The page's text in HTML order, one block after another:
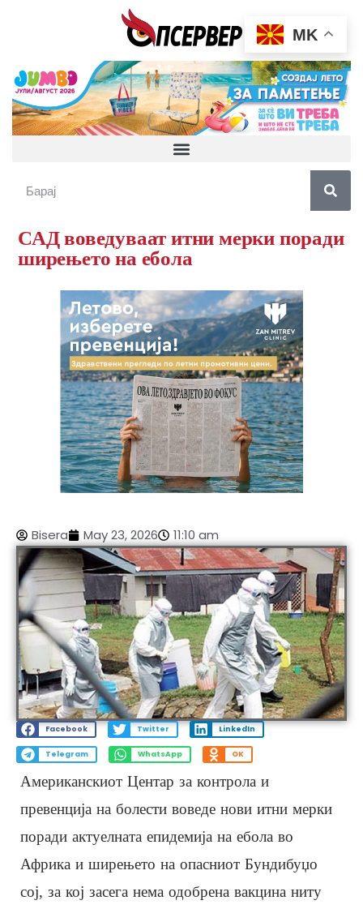
САД воведуваат итни мерки поради
ширењето на ебола
Bisera May 23, 2026 11:10 am
Facebook Twitter LinkedIn
Telegram WhatsApp OK
Американскиот Центар за контрола и
превенција на болести воведе нови итни мерки
поради актуелната епидемија на ебола во
Африка и ширењето на опасниот Бундибуџо
сој, за кој засега нема одобрена вакцина ниту
MK